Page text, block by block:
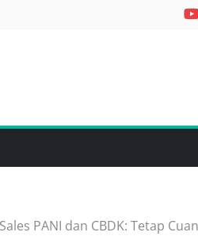
PANI dan CBDK: Tetap